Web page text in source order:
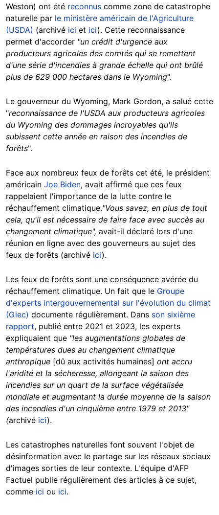
Weston) ont été reconnus comme zone de catastrophe
naturelle par le ministère américain de l'Agriculture
(USDA) (archivé ici et ici). Cette reconnaissance
permet d'accorder "un crédit d'urgence aux
producteurs agricoles des comtés qui se remettent
d'une série d'incendies à grande échelle qui ont brûlé
plus de 629 000 hectares dans le Wyoming".
Le gouverneur du Wyoming, Mark Gordon, a salué cette
"reconnaissance de l'USDA aux producteurs agricoles
du Wyoming des dommages incroyables qu'ils
subissent cette année en raison des incendies de
forêts".
Face aux nombreux feux de forêts cet été, le président
américain Joe Biden, avait affirmé que ces feux
rappelaient l'importance de la lutte contre le
réchauffement climatique."Vous savez, en plus de tout
cela, qu'il est nécessaire de faire face avec succès au
changement climatique", avait-il déclaré lors d'une
réunion en ligne avec des gouverneurs au sujet des
feux de forêts (archivé ici).
Les feux de forêts sont une conséquence avérée du
réchauffement climatique. Un fait que le Groupe
d'experts intergouvernemental sur l'évolution du climat
(Giec) documente régulièrement. Dans son sixième
rapport, publié entre 2021 et 2023, les experts
expliquaient que "les augmentations globales de
températures dues au changement climatique
anthropique [dû aux activités humaines] ont accru
l'aridité et la sécheresse, allongeant la saison des
incendies sur un quart de la surface végétalisée
mondiale et augmentant la durée moyenne de la saison
des incendies d'un cinquième entre 1979 et 2013"
(archivé ici).
Les catastrophes naturelles font souvent l'objet de
désinformation avec le partage sur les réseaux sociaux
d'images sorties de leur contexte. L'équipe d'AFP
Factuel publie régulièrement des articles à ce sujet,
comme ici ou ici.